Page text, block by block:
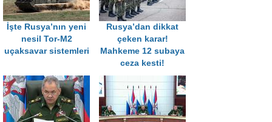
İşte Rusya’nın yeni
nesil Tor-M2
uçaksavar sistemleri
Rusya’dan dikkat
çeken karar!
Mahkeme 12 subaya
ceza kesti!